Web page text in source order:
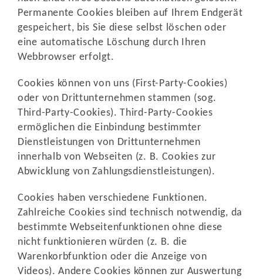
Permanente Cookies bleiben auf Ihrem Endgerät
gespeichert, bis Sie diese selbst löschen oder
eine automatische Löschung durch Ihren
Webbrowser erfolgt.
Cookies können von uns (First-Party-Cookies)
oder von Drittunternehmen stammen (sog.
Third-Party-Cookies). Third-Party-Cookies
ermöglichen die Einbindung bestimmter
Dienstleistungen von Drittunternehmen
innerhalb von Webseiten (z. B. Cookies zur
Abwicklung von Zahlungsdienstleistungen).
Cookies haben verschiedene Funktionen.
Zahlreiche Cookies sind technisch notwendig, da
bestimmte Webseitenfunktionen ohne diese
nicht funktionieren würden (z. B. die
Warenkorbfunktion oder die Anzeige von
Videos). Andere Cookies können zur Auswertung